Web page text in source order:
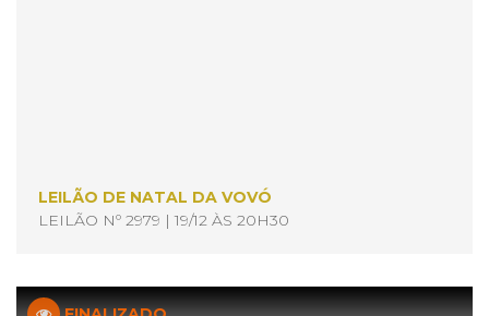
LEILÃO DE NATAL DA VOVÓ
LEILÃO Nº 2979 | 19/12 ÀS 20H30